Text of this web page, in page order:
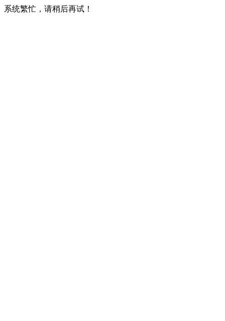
系统繁忙，请稍后再试！